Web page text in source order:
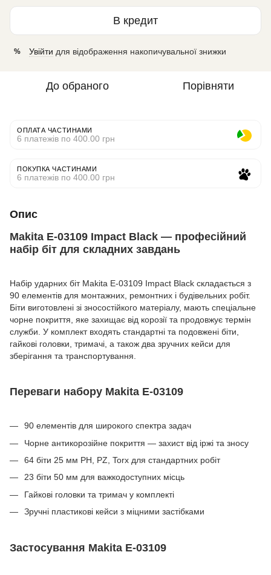
В кредит
% Увійти для відображення накопичувальної знижки
До обраного Порівняти
ОПЛАТА ЧАСТИНАМИ
6 платежів по 400.00 грн
ПОКУПКА ЧАСТИНАМИ
6 платежів по 400.00 грн
Опис
Makita E-03109 Impact Black — професійний
набір біт для складних завдань
Набір ударних біт Makita E-03109 Impact Black складається з
90 елементів для монтажних, ремонтних і будівельних робіт.
Біти виготовлені зі зносостійкого матеріалу, мають спеціальне
чорне покриття, яке захищає від корозії та продовжує термін
служби. У комплект входять стандартні та подовжені біти,
гайкові головки, тримачі, а також два зручних кейси для
зберігання та транспортування.
Переваги набору Makita E-03109
90 елементів для широкого спектра задач
Чорне антикорозійне покриття — захист від іржі та зносу
64 біти 25 мм PH, PZ, Torx для стандартних робіт
23 біти 50 мм для важкодоступних місць
Гайкові головки та тримач у комплекті
Зручні пластикові кейси з міцними застібками
Застосування Makita E-03109